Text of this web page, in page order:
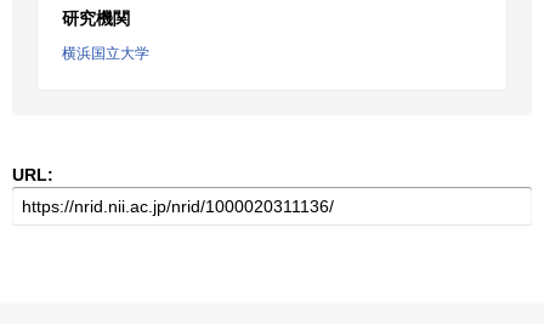
研究機関
横浜国立大学
URL: